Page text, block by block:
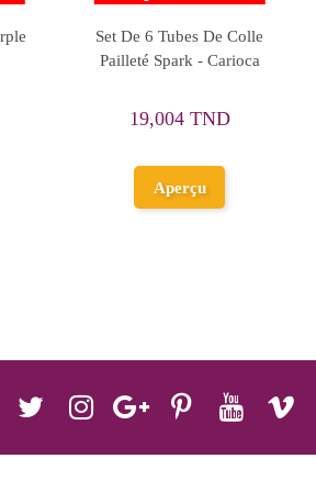
Tube Colle 28 gr, Mm - Le
Coq
1,499 TND